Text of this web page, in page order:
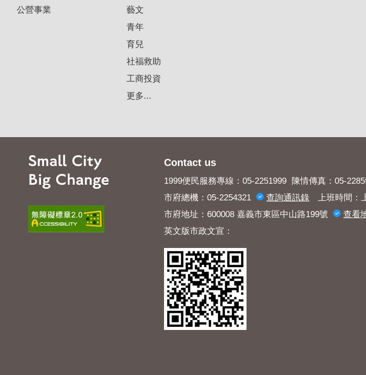
公營事業
藝文
青年
育兒
社福救助
工商投資
更多...
Contact us
1999便民服務專線：05-2251999 陳情傳真：05-
市府總機：05-2254321
查詢​通訊錄 上班時間：
市府地址：600008 嘉義市東區中山路199號
查看
英文版市政文宣：